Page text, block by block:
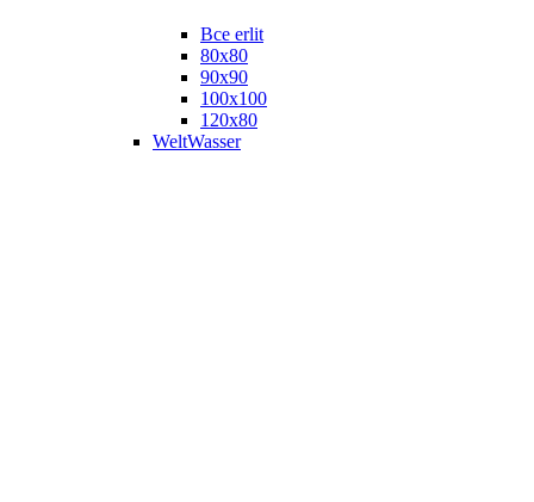
Все erlit
80x80
90x90
100x100
120x80
WeltWasser